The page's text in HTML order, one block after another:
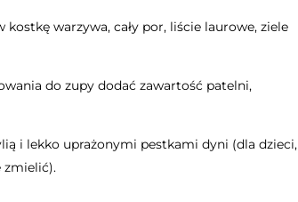
warzywa, cały por, liście laurowe, ziele
do zupy dodać zawartość patelni,
i lekko uprażonymi pestkami dyni (dla dzieci,
zmielić).